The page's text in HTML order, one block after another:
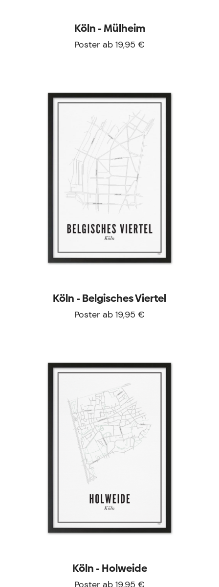
Köln - Mülheim
Poster ab 19,95 €
Köln - Belgisches Viertel
Poster ab 19,95 €
Köln - Holweide
Poster ab 19,95 €